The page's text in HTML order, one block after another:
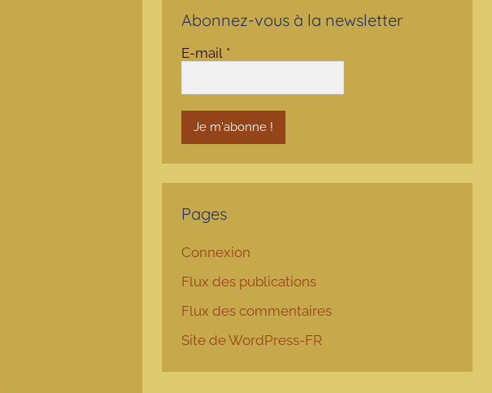
Abonnez-vous à la newsletter
E-mail *
Pages
Connexion
Flux des publications
Flux des commentaires
Site de WordPress-FR